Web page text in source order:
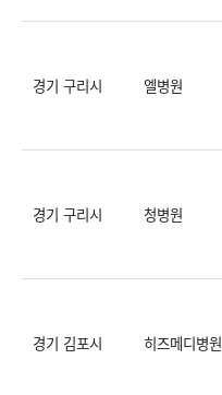
경기 구리시 엘병원
경기 구리시 청병원
경기 김포시 히즈메디병원